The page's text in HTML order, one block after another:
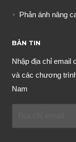
Phản ánh nâng
BẢN TIN
Nhập địa chỉ email
và các chương
Nam